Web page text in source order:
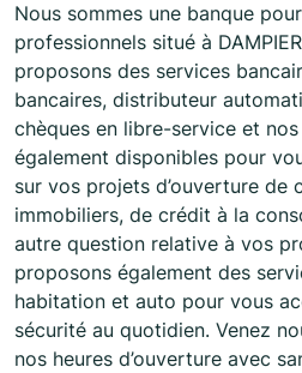
Nous sommes une banque
professionnels situé à
proposons des services
bancaires, distributeur
chèques en libre-service et
également disponibles pour
sur vos projets d’ouverture de
immobiliers, de crédit à la
autre question relative à vos
proposons également des
habitation et auto pour vous
sécurité au quotidien. Venez
nos heures d’ouverture avec